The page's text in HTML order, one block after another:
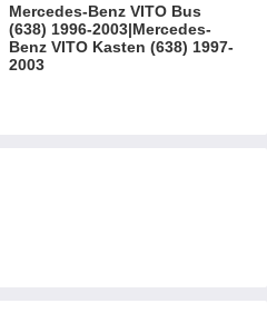
Mercedes-Benz VITO Bus
(638) 1996-2003|Mercedes-
Benz VITO Kasten (638) 1997-
2003